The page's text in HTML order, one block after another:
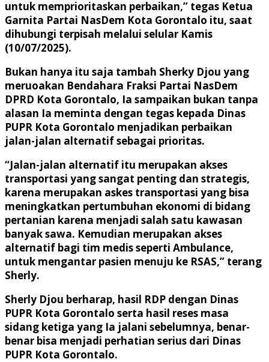
untuk memprioritaskan perbaikan,” tegas Ketua
Garnita Partai NasDem Kota Gorontalo itu, saat
dihubungi terpisah melalui selular Kamis
(10/07/2025).
Bukan hanya itu saja tambah Sherky Djou yang
meruoakan Bendahara Fraksi Partai NasDem
DPRD Kota Gorontalo, Ia sampaikan bukan tanpa
alasan Ia meminta dengan tegas kepada Dinas
PUPR Kota Gorontalo menjadikan perbaikan
jalan-jalan alternatif sebagai prioritas.
“Jalan-jalan alternatif itu merupakan akses
transportasi yang sangat penting dan strategis,
karena merupakan askes transportasi yang bisa
meningkatkan pertumbuhan ekonomi di bidang
pertanian karena menjadi salah satu kawasan
banyak sawa. Kemudian merupakan akses
alternatif bagi tim medis seperti Ambulance,
untuk mengantar pasien menuju ke RSAS,” terang
Sherly.
Sherly Djou berharap, hasil RDP dengan Dinas
PUPR Kota Gorontalo serta hasil reses masa
sidang ketiga yang Ia jalani sebelumnya, benar-
benar bisa menjadi perhatian serius dari Dinas
PUPR Kota Gorontalo.